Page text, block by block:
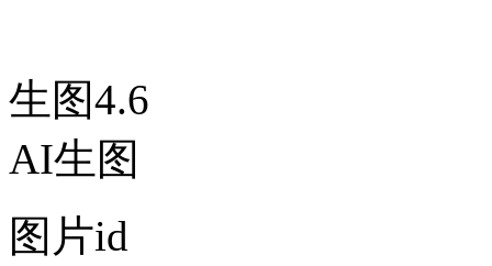
生图4.6
AI生图
图片id